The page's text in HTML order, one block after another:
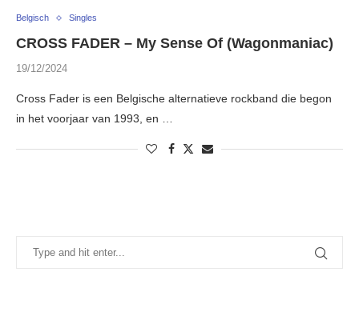
Belgisch Singles
CROSS FADER – My Sense Of (Wagonmaniac)
19/12/2024
Cross Fader is een Belgische alternatieve rockband die begon
in het voorjaar van 1993, en …